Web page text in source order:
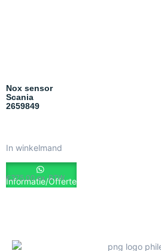
Nox sensor
Scania
2659849
€375.00 ex. BTW
In winkelmand
Informatie/Offerte